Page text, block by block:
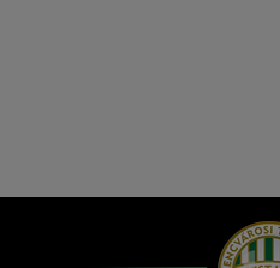
Hírek